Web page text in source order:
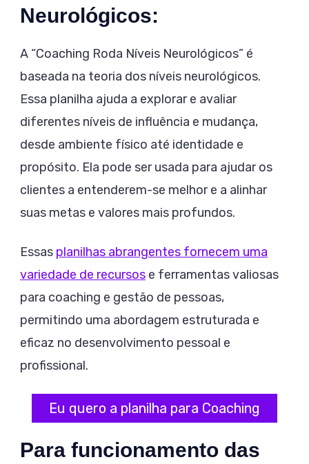
Neurológicos:
A “Coaching Roda Níveis Neurológicos” é
baseada na teoria dos níveis neurológicos.
Essa planilha ajuda a explorar e avaliar
diferentes níveis de influência e mudança,
desde ambiente físico até identidade e
propósito. Ela pode ser usada para ajudar os
clientes a entenderem-se melhor e a alinhar
suas metas e valores mais profundos.
Essas planilhas abrangentes fornecem uma
variedade de recursos e ferramentas valiosas
para coaching e gestão de pessoas,
permitindo uma abordagem estruturada e
eficaz no desenvolvimento pessoal e
profissional.
Eu quero a planilha para Coaching
Para funcionamento das